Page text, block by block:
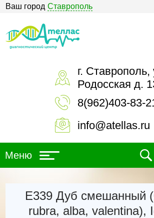
Ваш город Ставрополь
г. Ставрополь,
Родосская д.
8(962)403-83-
info@atellas.ru
Меню
Е339 Дуб смешанный
rubra, alba, valentina),